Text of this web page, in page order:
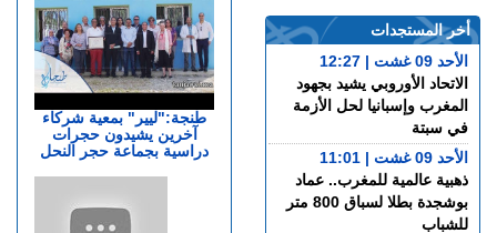
طنجة:"ليير" بمعية شركاء
آخرين يشيدون حجرات
دراسية بجماعة حجر النحل
أخر المستجدات
الأحد 09 غشت | 12:27
الاتحاد الأوروبي يشيد بجهود
المغرب وإسبانيا لحل الأزمة
في سبتة
الأحد 09 غشت | 11:01
ذهبية عالمية للمغرب.. عماد
بوشجدة بطلا لسباق 800 متر
للشباب